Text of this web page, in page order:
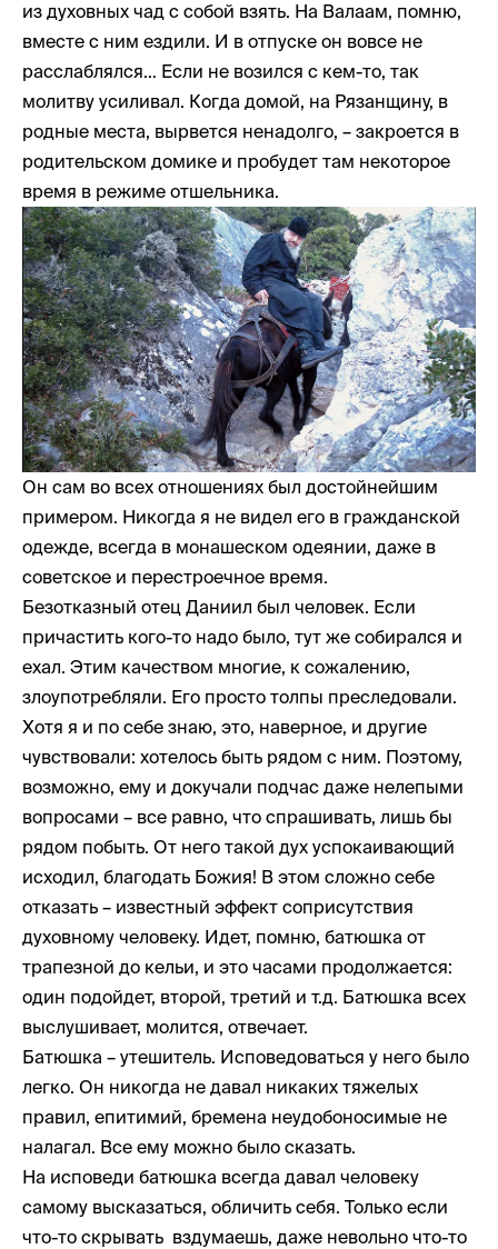
из духовных чад с собой взять. На Валаам, помню,
вместе с ним ездили. И в отпуске он вовсе не
расслаблялся… Если не возился с кем-то, так
молитву усиливал. Когда домой, на Рязанщину, в
родные места, вырвется ненадолго, – закроется в
родительском домике и пробудет там некоторое
время в режиме отшельника.
Он сам во всех отношениях был достойнейшим
примером. Никогда я не видел его в гражданской
одежде, всегда в монашеском одеянии, даже в
советское и перестроечное время.
Безотказный отец Даниил был человек. Если
причастить кого-то надо было, тут же собирался и
ехал. Этим качеством многие, к сожалению,
злоупотребляли. Его просто толпы преследовали.
Хотя я и по себе знаю, это, наверное, и другие
чувствовали: хотелось быть рядом с ним. Поэтому,
возможно, ему и докучали подчас даже нелепыми
вопросами – все равно, что спрашивать, лишь бы
рядом побыть. От него такой дух успокаивающий
исходил, благодать Божия! В этом сложно себе
отказать – известный эффект соприсутствия
духовному человеку. Идет, помню, батюшка от
трапезной до кельи, и это часами продолжается:
один подойдет, второй, третий и т.д. Батюшка всех
выслушивает, молится, отвечает.
Батюшка – утешитель. Исповедоваться у него было
легко. Он никогда не давал никаких тяжелых
правил, епитимий, бремена неудобоносимые не
налагал. Все ему можно было сказать.
На исповеди батюшка всегда давал человеку
самому высказаться, обличить себя. Только если
что-то скрывать вздумаешь, даже невольно что-то